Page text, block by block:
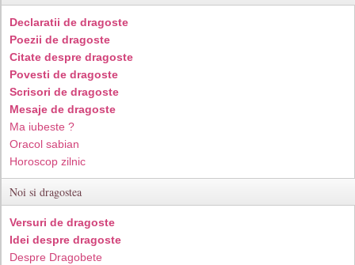
Declaratii de dragoste
Poezii de dragoste
Citate despre dragoste
Povesti de dragoste
Scrisori de dragoste
Mesaje de dragoste
Ma iubeste ?
Oracol sabian
Horoscop zilnic
Noi si dragostea
Versuri de dragoste
Idei despre dragoste
Despre Dragobete